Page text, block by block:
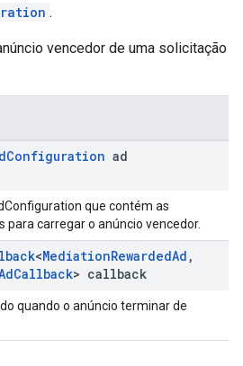
.
vencedor de uma solicitação
Configuration ad
que contém as
carregar o anúncio vencedor.
<MediationRewardedAd ,
Callback> callback
quando o anúncio terminar de